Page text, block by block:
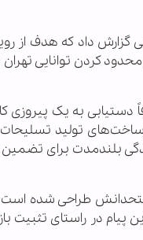
داد که هدف از
کردن توانایی
دستیابی به یک پیروزی
تولید
بلندمدت برای
طراحی شده
در راستای تثبیت